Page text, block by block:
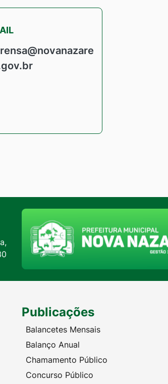
Publicações
Balancetes Mensais
Balanço Anual
Chamamento Público
Concurso Público